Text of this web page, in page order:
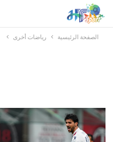
الصفحة الرئيسية رياضات أخرى